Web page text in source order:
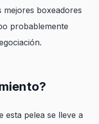
boxeadores
probablemente
esta pelea se lleve a